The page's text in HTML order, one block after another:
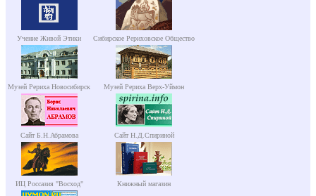
Учение Живой Этики Сибирское Рериховское Общество
Музей Рериха Новосибирск Музей Рериха Верх-Уймон
Сайт Б.Н.Абрамова Сайт Н.Д.Спириной
ИЦ Россазия "Восход" Книжный магазин